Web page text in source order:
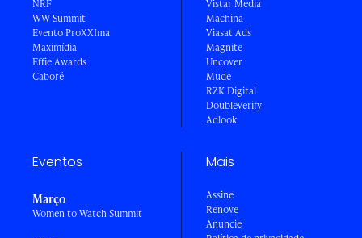
NRF
WW Summit
Evento ProXXIma
Maximídia
Effie Awards
Caboré
Vistar Media
Machina
Viasat Ads
Magnite
Uncover
Mude
RZK Digital
DoubleVerify
Adlook
Eventos
Março
Women to Watch Summit
Mais
Assine
Renove
Anuncie